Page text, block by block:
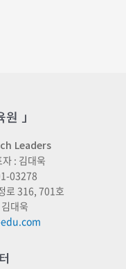
」
Leaders
: 김대욱
03278
로 316, 701호
대욱